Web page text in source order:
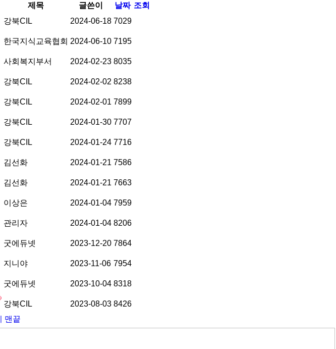
제목 글쓴이 날짜 조회
강북CIL 2024-06-18 7029
한국지식교육협회 2024-06-10 7195
사회복지부서 2024-02-23 8035
강북CIL 2024-02-02 8238
강북CIL 2024-02-01 7899
강북CIL 2024-01-30 7707
강북CIL 2024-01-24 7716
김선화 2024-01-21 7586
김선화 2024-01-21 7663
이상은 2024-01-04 7959
관리자 2024-01-04 8206
굿에듀넷 2023-12-20 7864
지니야 2023-11-06 7954
굿에듀넷 2023-10-04 8318
강북CIL 2023-08-03 8426
맨끝